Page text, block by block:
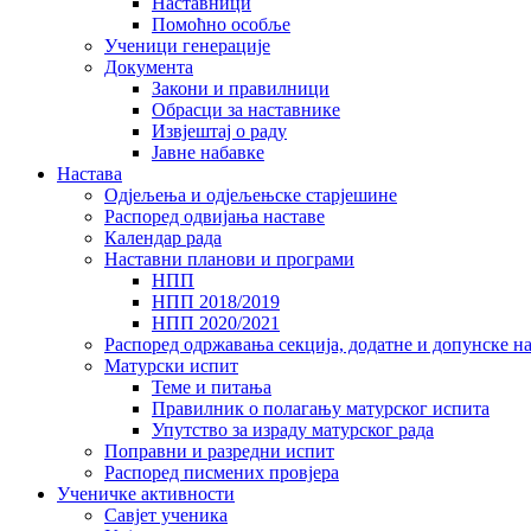
Помоћно особље
Ученици генерације
Документа
Закони и правилници
Обрасци за наставнике
Извјештај о раду
Јавне набавке
Настава
Одјељења и одјељењске старјешине
Распоред одвијања наставе
Календар рада
Наставни планови и програми
НПП
НПП 2018/2019
НПП 2020/2021
Распоред одржавања секција, додатне и допунске
Матурски испит
Теме и питања
Правилник о полагању матурског испита
Упутство за израду матурског рада
Поправни и разредни испит
Распоред писмених провјера
Ученичке активности
Савјет ученика